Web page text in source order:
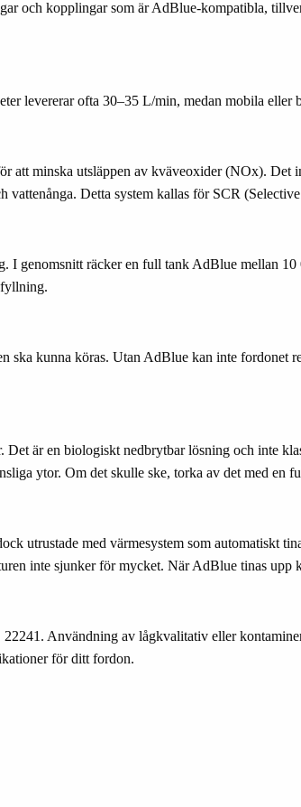
och kopplingar som är AdBlue-kompatibla,
levererar ofta 30–35 L/min, medan mobila
minska utsläppen av kväveoxider (NOx). Det
Detta system kallas för SCR
genomsnitt räcker en full tank AdBlue mellan
kunna köras. Utan AdBlue kan inte fordonet
är en biologiskt nedbrytbar lösning och inte
ytor. Om det skulle ske, torka av det med en
utrustade med värmesystem som automatiskt
inte sjunker för mycket. När AdBlue tinas upp
Användning av lågkvalitativ eller
för ditt fordon.